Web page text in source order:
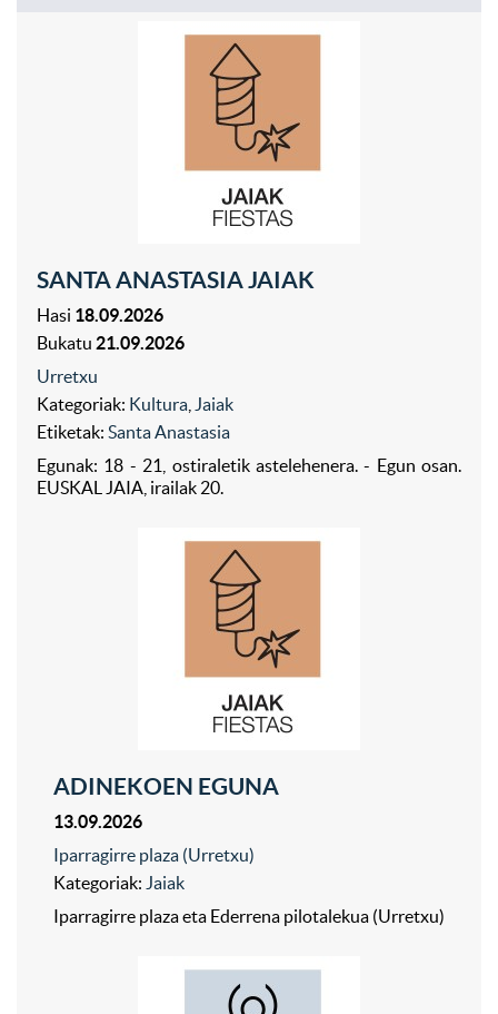
SANTA ANASTASIA JAIAK
Hasi 18.09.2026
Bukatu 21.09.2026
Urretxu
Kategoriak: Kultura Jaiak
Etiketak: Santa Anastasia
Egunak: 18 - 21, ostiraletik astelehenera. - Egun osan.
EUSKAL JAIA, irailak 20.
ADINEKOEN EGUNA
13.09.2026
Iparragirre plaza (Urretxu)
Kategoriak: Jaiak
Iparragirre plaza eta Ederrena pilotalekua (Urretxu)